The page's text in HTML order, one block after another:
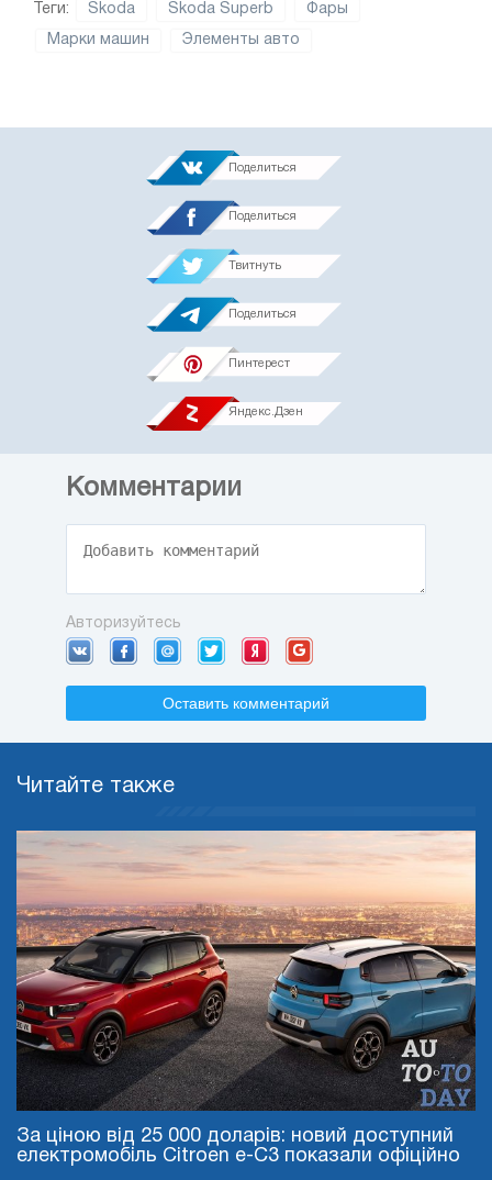
Теги: Skoda Skoda Superb Фары
Марки машин Элементы авто
Поделиться
Поделиться
Твитнуть
Поделиться
Пинтерест
Яндекс.Дзен
Комментарии
Авторизуйтесь
Оставить комментарий
Читайте также
За ціною від 25 000 доларів: новий доступний
електромобіль Citroen e-C3 показали офіційно